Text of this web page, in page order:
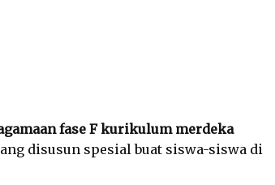
fase F kurikulum merdeka
disusun spesial buat siswa-siswa di